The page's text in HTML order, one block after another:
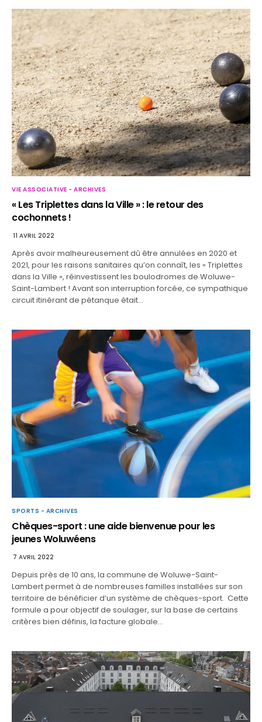
VIE ASSOCIATIVE - ARCHIVES
« Les Triplettes dans la Ville » : le retour des
cochonnets !
11 AVRIL 2022
Après avoir malheureusement dû être annulées en 2020 et
2021, pour les raisons sanitaires qu’on connaît, les « Triplettes
dans la Ville », réinvestissent les boulodromes de Woluwe-
Saint-Lambert ! Avant son interruption forcée, ce sympathique
circuit itinérant de pétanque était…
SPORTS - ARCHIVES
Chèques-sport : une aide bienvenue pour les
jeunes Woluwéens
7 AVRIL 2022
Depuis près de 10 ans, la commune de Woluwe-Saint-
Lambert permet à de nombreuses familles installées sur son
territoire de bénéficier d’un système de chèques-sport. Cette
formule a pour objectif de soulager, sur la base de certains
critères bien définis, la facture globale…